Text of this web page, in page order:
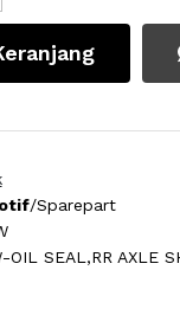
/Sparepart
OIL SEAL,RR AXLE